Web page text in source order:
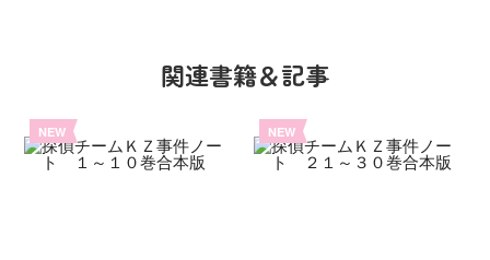
関連書籍＆記事
NEW NEW